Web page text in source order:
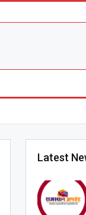
Latest